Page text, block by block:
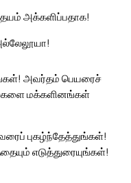
அக்களிப்பதாக!
அவர்தம் பெயரைச்
மக்களினங்கள்
புகழ்ந்தேத்துங்கள்!
எடுத்துரையுங்கள்!